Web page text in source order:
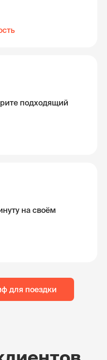
подходящий
на своём
для поездки